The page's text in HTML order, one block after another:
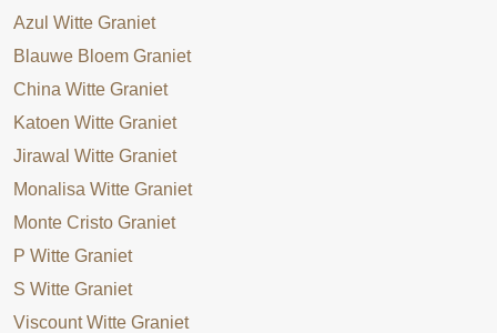
Azul Witte Graniet
Blauwe Bloem Graniet
China Witte Graniet
Katoen Witte Graniet
Jirawal Witte Graniet
Monalisa Witte Graniet
Monte Cristo Graniet
P Witte Graniet
S Witte Graniet
Viscount Witte Graniet